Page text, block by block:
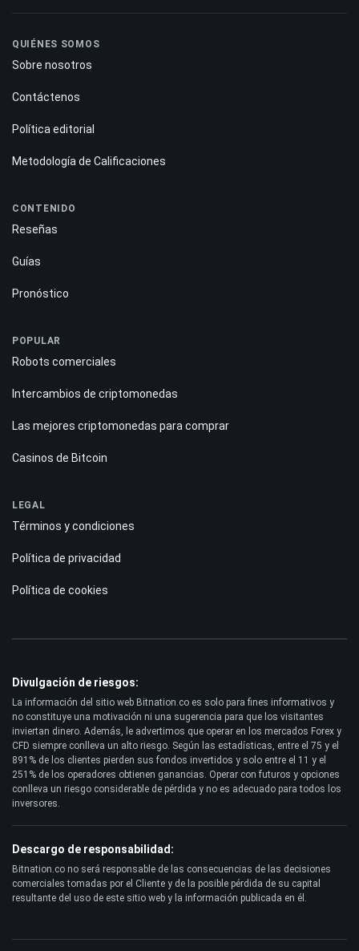
QUIÉNES SOMOS
Sobre nosotros
Contáctenos
Política editorial
Metodología de Calificaciones
CONTENIDO
Reseñas
Guías
Pronóstico
POPULAR
Robots comerciales
Intercambios de criptomonedas
Las mejores criptomonedas para comprar
Casinos de Bitcoin
LEGAL
Términos y condiciones
Política de privacidad
Política de cookies
Divulgación de riesgos:
La información del sitio web Bitnation.co es solo para fines informativos y
no constituye una motivación ni una sugerencia para que los visitantes
inviertan dinero. Además, le advertimos que operar en los mercados Forex y
CFD siempre conlleva un alto riesgo. Según las estadísticas, entre el 75 y el
891% de los clientes pierden sus fondos invertidos y solo entre el 11 y el
251% de los operadores obtienen ganancias. Operar con futuros y opciones
conlleva un riesgo considerable de pérdida y no es adecuado para todos los
inversores.
Descargo de responsabilidad:
Bitnation.co no será responsable de las consecuencias de las decisiones
comerciales tomadas por el Cliente y de la posible pérdida de su capital
resultante del uso de este sitio web y la información publicada en él.